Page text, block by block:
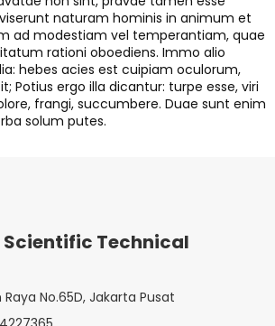
naturam hominis in animum et
ad modestiam vel temperantiam, quae
rationi oboediens. Immo alio
hebes acies est cuipiam oculorum,
Potius ergo illa dicantur: turpe esse, viri
frangi, succumbere. Duae sunt enim
solum putes.
Scientific Technical
No.65D, Jakarta Pusat